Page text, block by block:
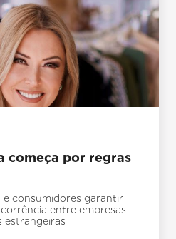
começa por regras
e consumidores garantir
entre empresas
estrangeiras